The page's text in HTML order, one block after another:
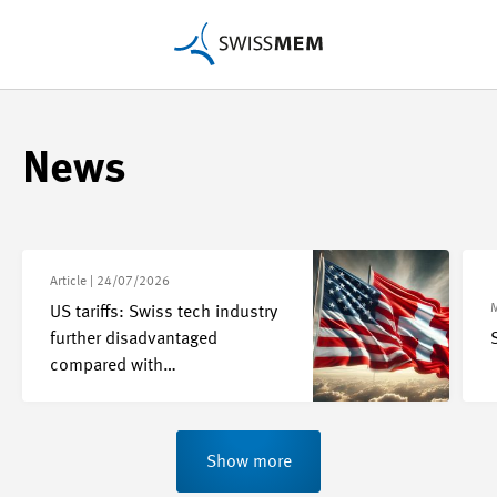
S
News
Article | 24/07/2026
US tariffs: Swiss tech industry
further disadvantaged
compared with…
Show more